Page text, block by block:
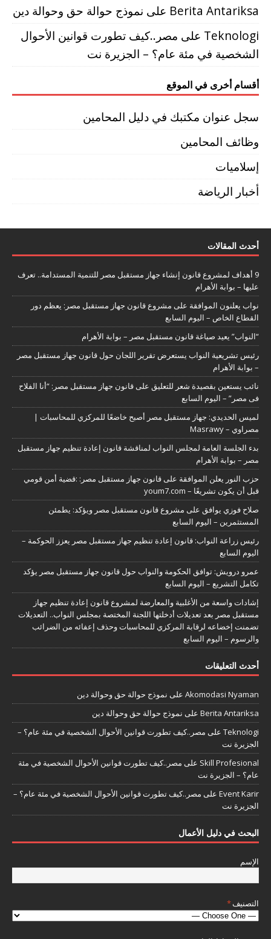
Berita Antariksa على نموذج حوالة حق وحوالة دين
Teknologi على مصر..كيف تطورت قوانين الأحوال
الشخصية في مئة عام؟ – الجزيرة نت
أقسام أخرى في الموقع
سجل عنوان مكتبك في دليل المحامين
وظائف المحامين
إسلاميات
أخبار الرياضة
أحدث المقالات
9 أهداف لمشروع قانون إنشاء جهاز مستقبل مصر للتنمية المستدامة.. تعرف
عليها – بوابة الأهرام
نواب يعلنون الموافقة على مشروع قانون جهاز مستقبل مصر: يعظم دور
القطاع الخاص – اليوم السابع
“النواب” يعيد صياغة قانون مستقبل مصر – بوابة الأهرام
رئيس تشريعية النواب يستعرض تقرير اللجان حول قانون جهاز مستقبل مصر
– بوابة الأهرام
نائب يستعين بقصيدة شعر للتعليق على قانون جهاز مستقبل مصر: “أنا الفلاح
فى مصر” – اليوم السابع
لميس الحديدي: جهاز مستقبل مصر أصبح خاضعًا للمركزي للمحاسبات |
مصراوي – Masrawy
بدء الجلسة العامة لمجلس النواب لمناقشة قانون إعادة تنظيم جهاز مستقبل
مصر – بوابة الأهرام
حزب النور يعلن الموافقة على قانون جهاز مستقبل مصر: :قضية أمن قومي
قبل أن يكون تشريعًا – youm7.com
صلاح فوزي يوافق على مشروع قانون مستقبل مصر ويؤكد: يطمئن
المستثمرين – اليوم السابع
رئيس زراعة النواب: قانون إعادة تنظيم جهاز مستقبل مصر يعزز الحوكمة –
اليوم السابع
عمرو درويش: توافق الحكومة والنواب حول قانون جهاز مستقبل مصر يؤكد
تكامل التشريع – اليوم السابع
إشادات واسعة من الأغلبية والمعارضة لمشروع قانون إعادة تنظيم جهاز
مستقبل مصر بعد تعديلات أدخلتها اللجنة المختصة بمجلس النواب.. التعديلات
تضمنت إخضاعه لرقابة المركزي للمحاسبات وحذف إعفائه من الضرائب
والرسوم – اليوم السابع
أحدث التعليقات
Akomodasi Nyaman على نموذج حوالة حق وحوالة دين
Berita Antariksa على نموذج حوالة حق وحوالة دين
Teknologi على مصر..كيف تطورت قوانين الأحوال الشخصية في مئة عام؟ –
الجزيرة نت
Skill Profesional على مصر..كيف تطورت قوانين الأحوال الشخصية في مئة
عام؟ – الجزيرة نت
Event Karir على مصر..كيف تطورت قوانين الأحوال الشخصية في مئة عام؟ –
الجزيرة نت
البحث في دليل الأعمال
الإسم
التصنيف*